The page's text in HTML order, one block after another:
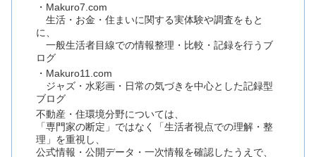
・Makuro7.com
生活・お金・住まいに関する実体験や調査をもと
に、
一般生活者目線での情報整理・比較・記録を行うブ
ログ
・Makuro11.com
ジャズ・水彩画・日常の気づきを中心とした記録型
ブログ
不動産・住環境分野については、
「専門家の断定」ではなく「生活者視点での理解・整
理」を重視し、
公式情報・公開データ・一次情報を確認したうえで、